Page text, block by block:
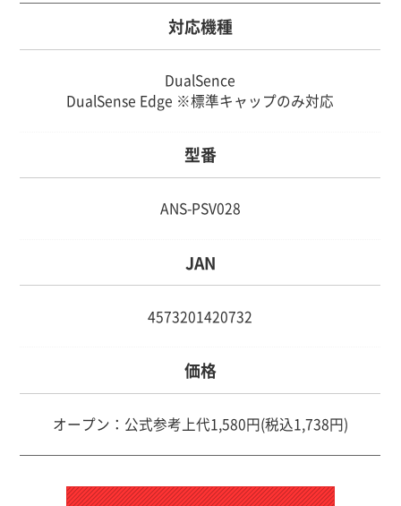
対応機種
DualSence
DualSense Edge ※標準キャップのみ対応
型番
ANS-PSV028
JAN
4573201420732
価格
オープン：公式参考上代1,580円(税込1,738円)